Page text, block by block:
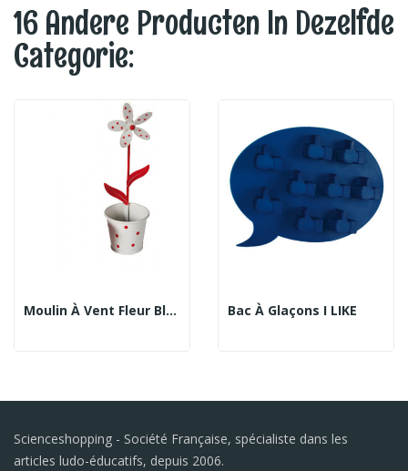
16 Andere Producten In Dezelfde
Categorie:
Moulin À Vent Fleur Blanche À Pois Bac À Glaçons I LIKE
Scienceshopping - Société Française, spécialiste dans les
articles ludo-éducatifs, depuis 2006.